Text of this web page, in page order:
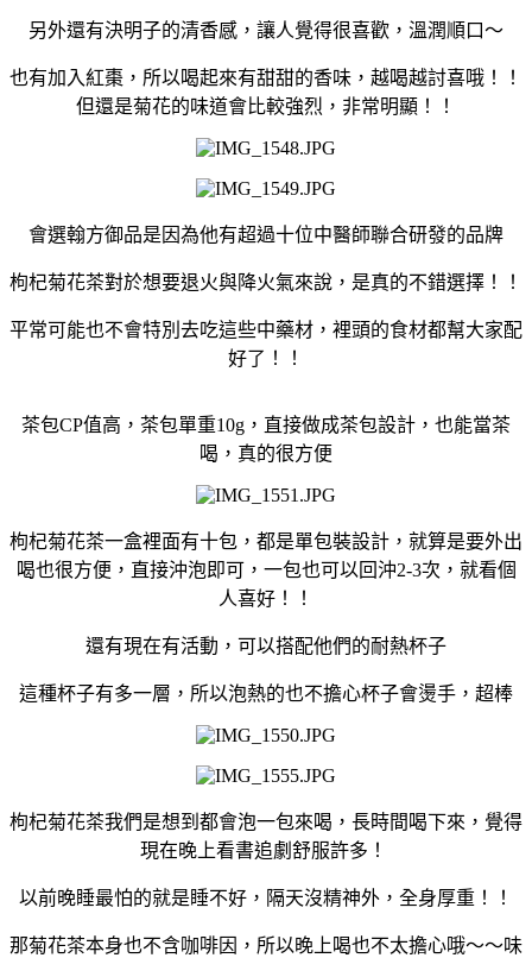
另外還有決明子的清香感，讓人覺得很喜歡，溫潤順口～
也有加入紅棗，所以喝起來有甜甜的香味，越喝越討喜哦！！
但還是菊花的味道會比較強烈，非常明顯！！
會選翰方御品是因為他有超過十位中醫師聯合研發的品牌
枸杞菊花茶對於想要退火與降火氣來說，是真的不錯選擇！！
平常可能也不會特別去吃這些中藥材，裡頭的食材都幫大家配
好了！！
茶包CP值高，茶包單重10g，直接做成茶包設計，也能當茶
喝，真的很方便
枸杞菊花茶一盒裡面有十包，都是單包裝設計，就算是要外出
喝也很方便，直接沖泡即可，一包也可以回沖2-3次，就看個
人喜好！！
還有現在有活動，可以搭配他們的耐熱杯子
這種杯子有多一層，所以泡熱的也不擔心杯子會燙手，超棒
枸杞菊花茶我們是想到都會泡一包來喝，長時間喝下來，覺得
現在晚上看書追劇舒服許多！
以前晚睡最怕的就是睡不好，隔天沒精神外，全身厚重！！
那菊花茶本身也不含咖啡因，所以晚上喝也不太擔心哦～～味